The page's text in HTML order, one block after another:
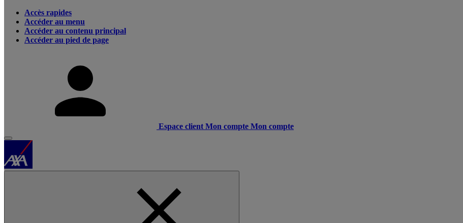
Accès rapides
Accéder au menu
Accéder au contenu principal
Accéder au pied de page
Espace client Mon compte Mon compte